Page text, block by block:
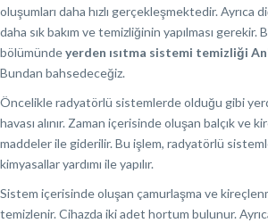
oluşumları daha hızlı gerçekleşmektedir. Ayrıca
daha sık bakım ve temizliğinin yapılması gerekir.
bölümündeyerden ısıtma sistemi temizliği
Bundan bahsedeceğiz.
Öncelikle radyatörlü sistemlerde olduğu gibi
havası alınır. Zaman içerisinde oluşan balçık ve
maddeler ile giderilir. Bu işlem, radyatörlü
kimyasallar yardımı ile yapılır.
Sistem içerisinde oluşan çamurlaşma ve
temizlenir. Cihazda iki adet hortum bulunur.